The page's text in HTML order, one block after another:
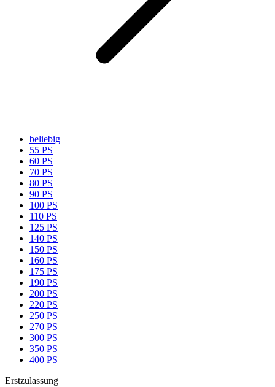
beliebig
55 PS
60 PS
70 PS
80 PS
90 PS
100 PS
110 PS
125 PS
140 PS
150 PS
160 PS
175 PS
190 PS
200 PS
220 PS
250 PS
270 PS
300 PS
350 PS
400 PS
Erstzulassung